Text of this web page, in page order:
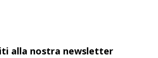
alla nostra newsletter